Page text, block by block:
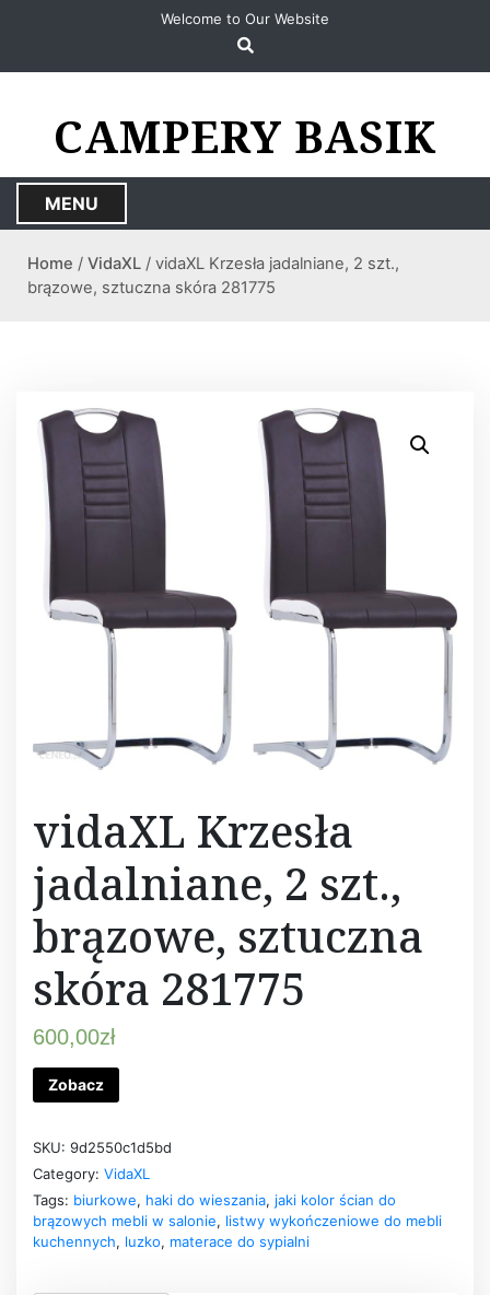
Welcome to Our Website
CAMPERY BASIK
MENU
Home / VidaXL / vidaXL Krzesła jadalniane, 2 szt.,
brązowe, sztuczna skóra 281775
vidaXL Krzesła
jadalniane, 2 szt.,
brązowe, sztuczna
skóra 281775
600,00zł
Zobacz
SKU: 9d2550c1d5bd
Category: VidaXL
Tags: biurkowe, haki do wieszania, jaki kolor ścian do
brązowych mebli w salonie, listwy wykończeniowe do mebli
kuchennych, luzko, materace do sypialni